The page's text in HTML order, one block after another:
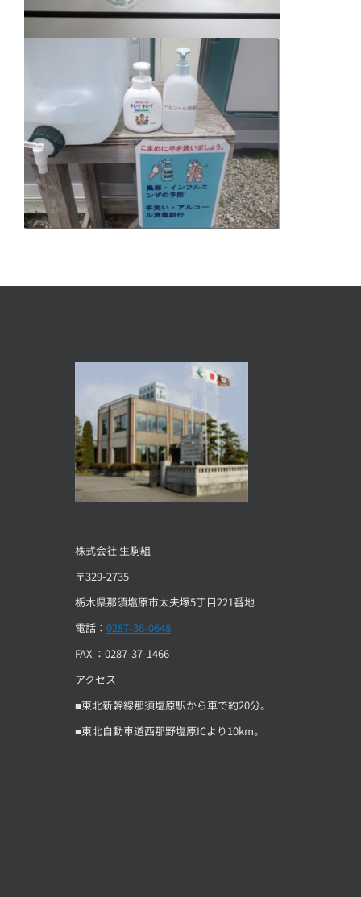
株式会社 生駒組
〒329-2735
栃木県那須塩原市太夫塚5丁目221番地
電話： 0287-36-0648
FAX ：0287-37-1466
アクセス
■東北新幹線那須塩原駅から車で約20分。
■東北自動車道西那野塩原ICより10km。